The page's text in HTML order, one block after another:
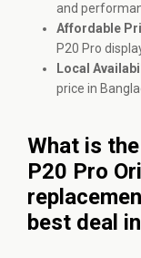
and
Affordable
P20 Pro
Local
price in
What is
P20 Pro
best deal